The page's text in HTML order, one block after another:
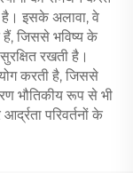
है। इसके अलावा, वे
जिससे भविष्य के
रखती है।
करती है, जिससे
भौतिकीय रूप से भी
परिवर्तनों के